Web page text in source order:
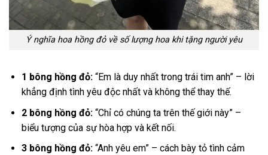
Ý nghĩa hoa hồng đỏ về số lượng hoa khi tặng người yêu
1 bông hồng đỏ:“Em là duy nhất trong trái tim anh” – lời
khẳng định tình yêu độc nhất và không thể thay thế.
2 bông hồng đỏ:“Chỉ có chúng ta trên thế giới này” –
biểu tượng của sự hòa hợp và kết nối.
3 bông hồng đỏ:“Anh yêu em” – cách bày tỏ tình cảm